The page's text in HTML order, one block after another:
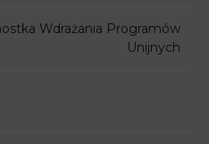
Wdrażania Programów
Unijnych